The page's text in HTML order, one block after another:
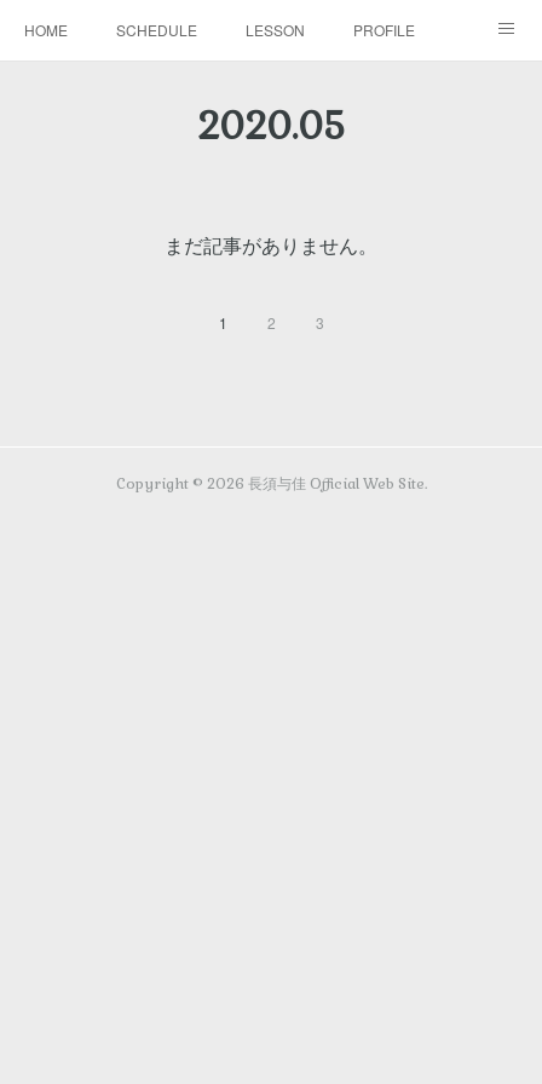
HOME SCHEDULE LESSON PROFILE
2020.05
まだ記事がありません。
1 2 3
Copyright © 2026 長須与佳 Official Web Site.